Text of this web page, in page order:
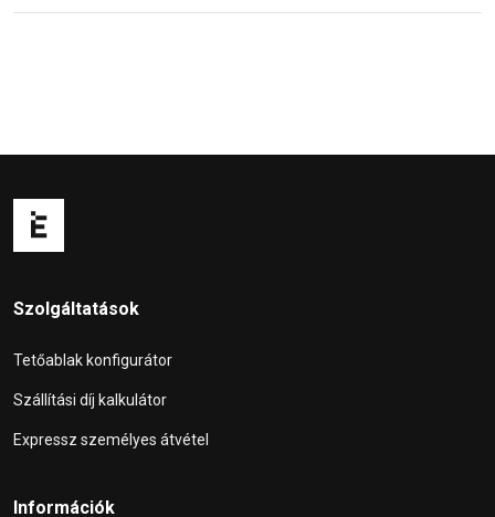
Szolgáltatások
Tetőablak konfigurátor
Szállítási díj kalkulátor
Expressz személyes átvétel
Információk